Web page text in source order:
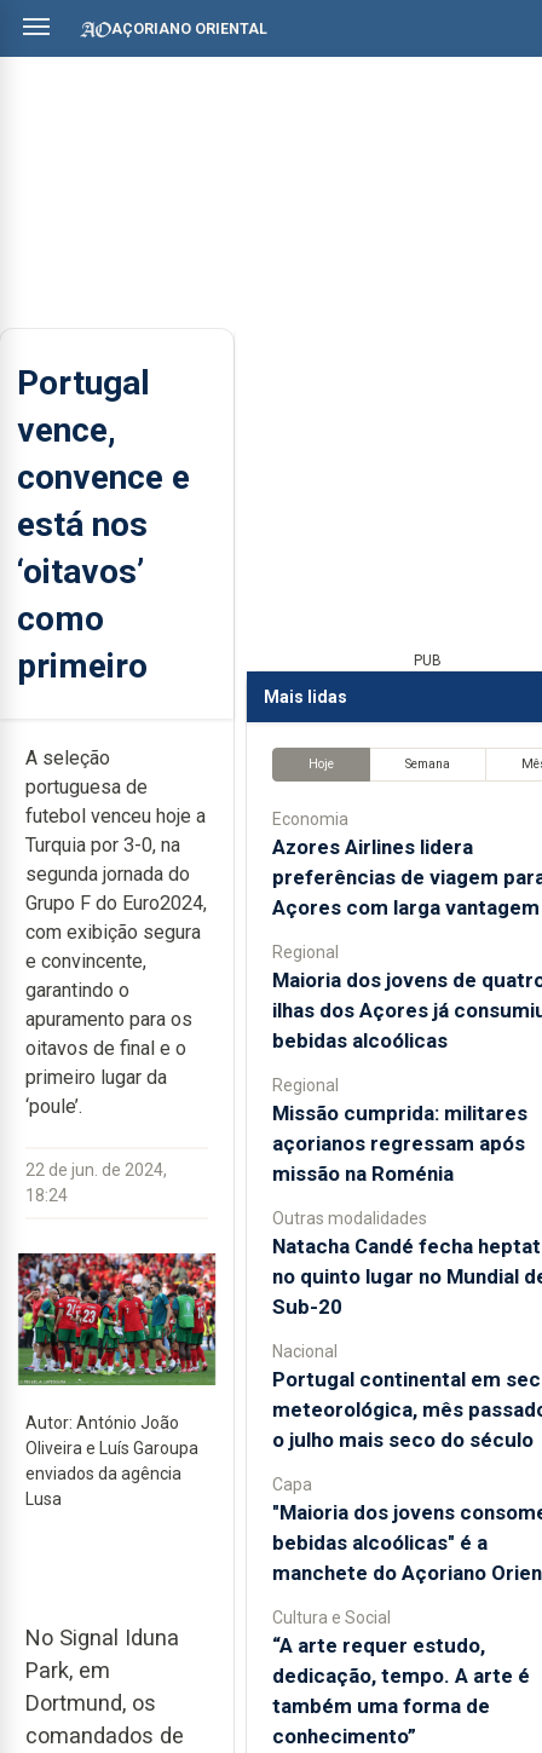
AÇORIANO ORIENTAL
Portugal
vence,
convence e
está nos
‘oitavos’
como
primeiro
A seleção
portuguesa de
futebol venceu hoje a
Turquia por 3-0, na
segunda jornada do
Grupo F do Euro2024,
com exibição segura
e convincente,
garantindo o
apuramento para os
oitavos de final e o
primeiro lugar da
‘poule’.
22 de jun. de 2024,
18:24
Autor: António João
Oliveira e Luís Garoupa
enviados da agência
Lusa
No Signal Iduna
Park, em
Dortmund, os
comandados de
PUB
Mais lidas
Hoje Semana
Economia
Azores Airlines lidera
preferências de viagem
Açores com larga vantagem
Regional
Maioria dos jovens de
ilhas dos Açores já
bebidas alcoólicas
Regional
Missão cumprida: militares
açorianos regressam após
missão na Roménia
Outras modalidades
Natacha Candé fecha
no quinto lugar no Mundial
Sub-20
Nacional
Portugal continental em
meteorológica, mês
o julho mais seco do século
Capa
"Maioria dos jovens
bebidas alcoólicas" é a
manchete do Açoriano
Cultura e Social
“A arte requer estudo,
dedicação, tempo. A arte é
também uma forma de
conhecimento”